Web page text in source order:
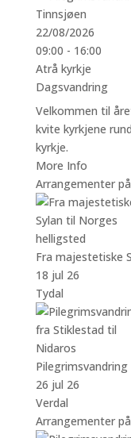
22/08/2026
09:00 - 16:00
Atrå kyrkje
Dagsvandring
Velkommen til
kvite kyrkjene
kyrkje.
More Info
Arrangementer
Fra majestetiske
18 jul 26
Tydal
26 jul 26
Verdal
Arrangementer